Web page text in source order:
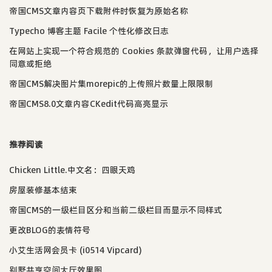
帝国CMS文章内容页下载附件时恢复为原始名称
Typecho 博客主题 Facile 个性化修改日志
在网站上实现一个符合规范的 Cookies 条款弹窗代码，让用户选择
同意或拒绝
帝国CMS解决图片集morepic的上传照片数量上限限制
帝国CMS8.0文章内容CKedit代码高亮显示
推荐阅读
Chicken Little.中文名：四眼天鸡
房屋装修基本结束
帝国CMS的一级栏目区分和当前二级栏目而显示不同样式
更改BLOG的表情符号
小艾生活网会员卡 (i0514 Vipcard)